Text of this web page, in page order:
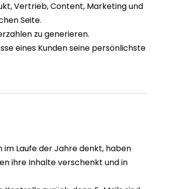
Vertrieb, Content, Marketing und
Seite.
zu generieren.
eines Kunden seine persönlichste
im Laufe der Jahre denkt, haben
ihre Inhalte verschenkt und in